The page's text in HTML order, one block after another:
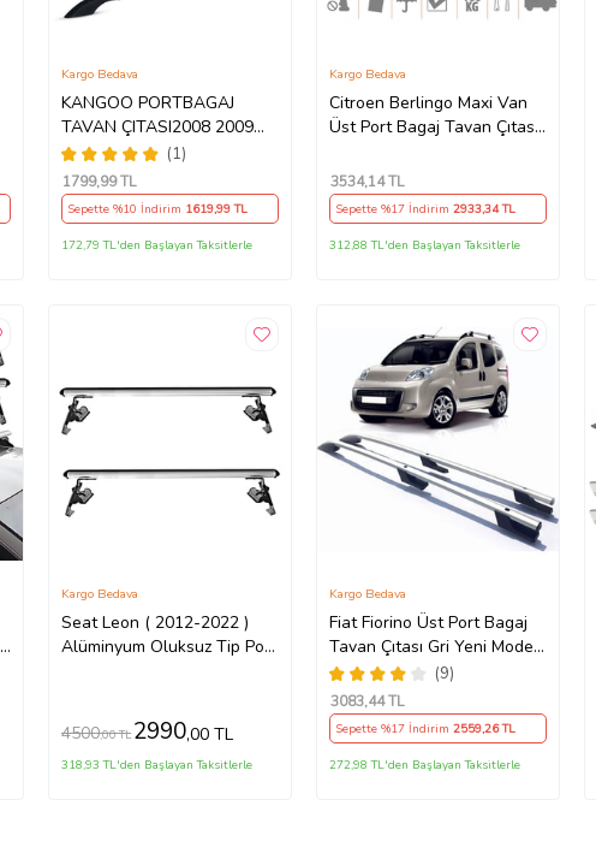
KANGOO PORTBAGAJ
TAVAN ÇITASI2008 2009
2010 2011 2012 2013 2014
2015 2016 2017 2018 2019
2020
(1)
Kargo Bedava
1799,99 TL
Sepette %10 İndirim 1619,99 TL
172,79 TL'den Başlayan Taksitlerle
Citroen Berlingo Maxi Van
Üst Port Bagaj Tavan Çıtası
Kargo Bedava
3534,14 TL
Sepette %17 İndirim 2933,34 TL
312,88 TL'den Başlayan Taksitlerle
Seat Leon ( 2012-2022 )
Alüminyum Oluksuz Tip Port
Kargo Bedava
4500,00 TL 2990,00 TL
318,93 TL'den Başlayan Taksitlerle
Fiat Fiorino Üst Port Bagaj
Tavan Çıtası Gri Yeni Model
Lüks Tip
(9)
Kargo Bedava
3083,44 TL
Sepette %17 İndirim 2559,26 TL
272,98 TL'den Başlayan Taksitlerle